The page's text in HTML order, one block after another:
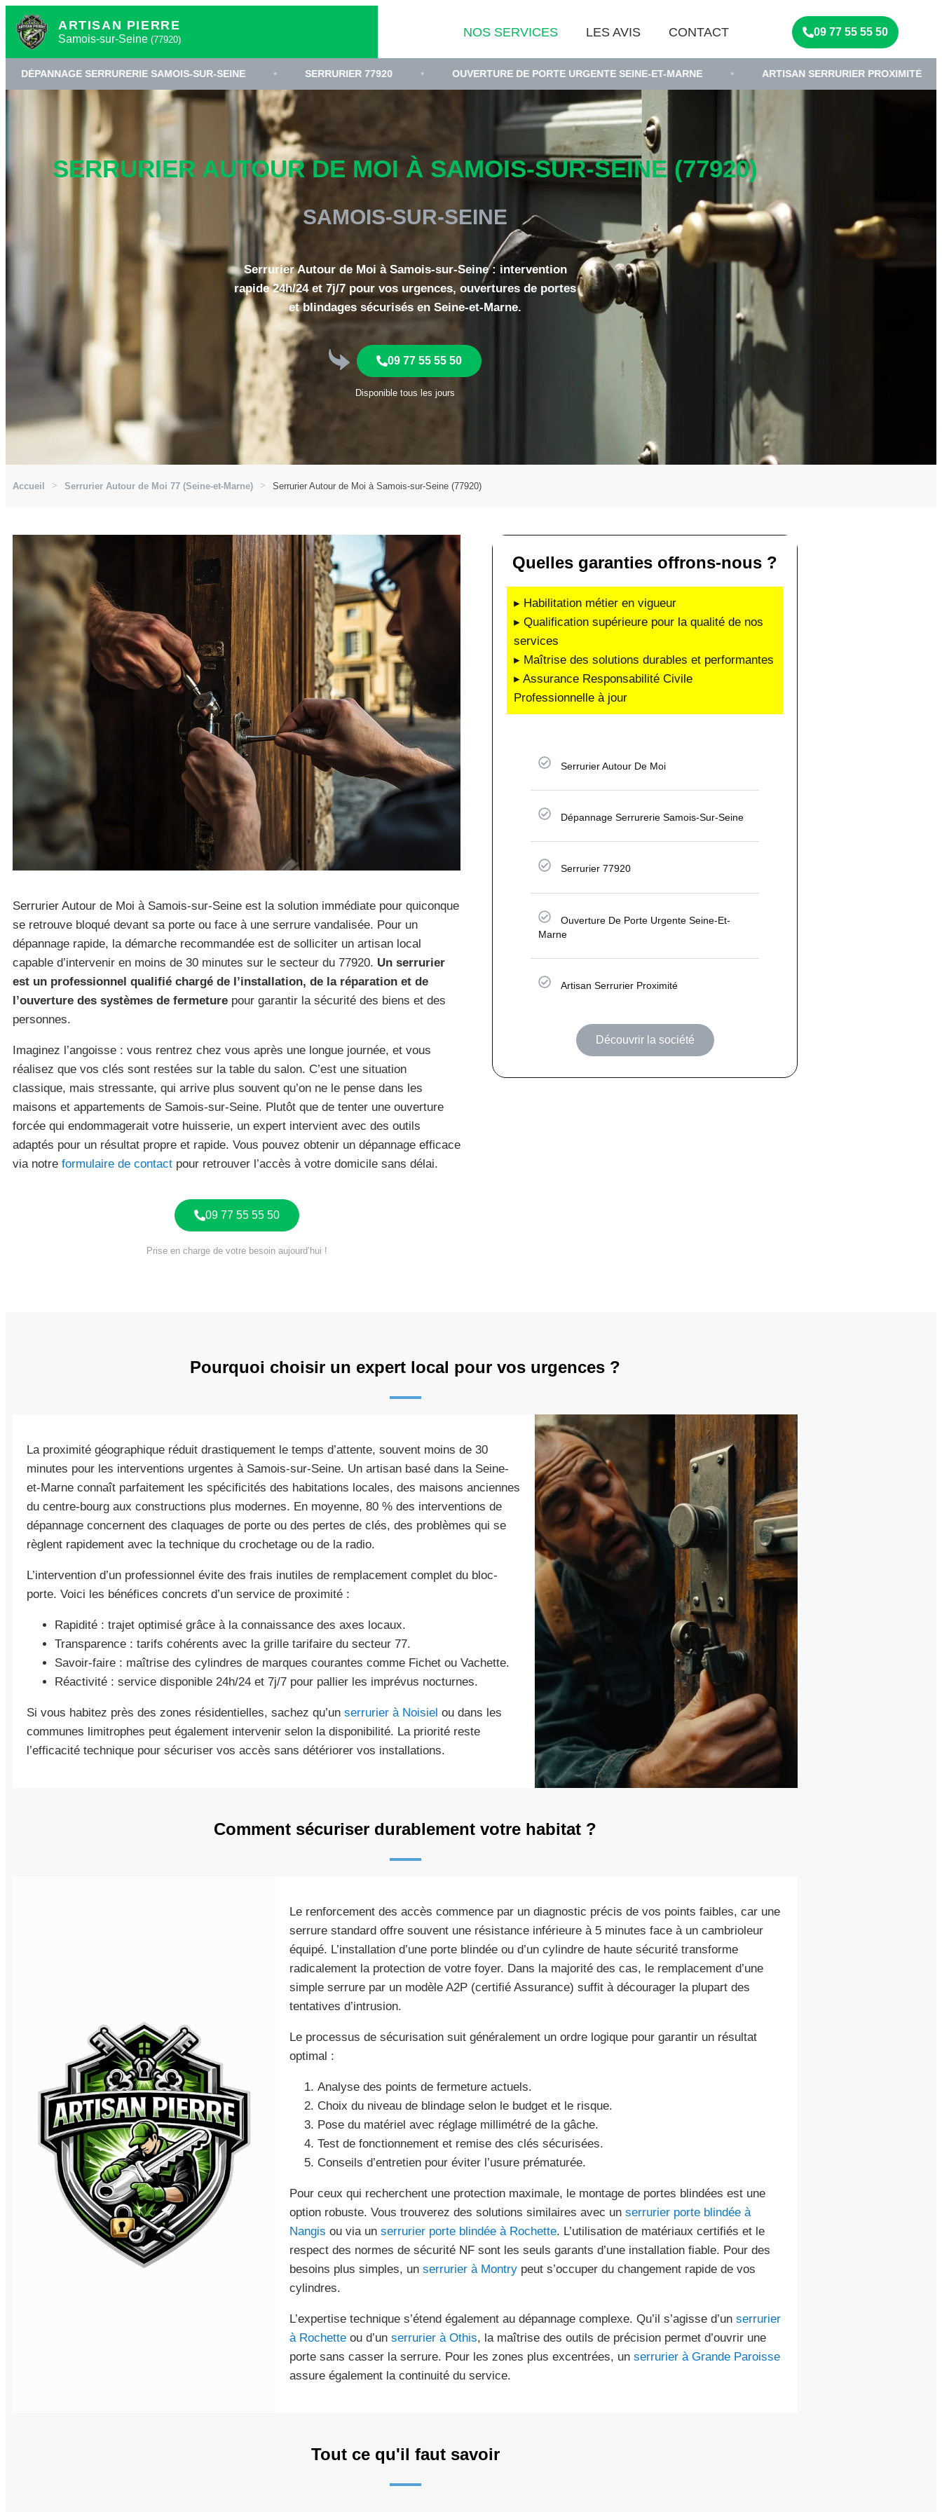
ARTISAN PIERRE
Samois-sur-Seine (77920)
NOS SERVICES LES AVIS CONTACT 09 77 55 55 50
SERRURERIE SAMOIS-SUR-SEINE • SERRURIER 77920 • OUVERTURE DE PORTE URGENTE SEINE-ET-MARNE • ARTISAN SERRURIER PROXIMITÉ •
SERRURIER AUTOUR DE MOI À SAMOIS-SUR-SEINE (77920)
SAMOIS-SUR-SEINE
Serrurier Autour de Moi à Samois-sur-Seine : intervention
rapide 24h/24 et 7j/7 pour vos urgences, ouvertures de portes
et blindages sécurisés en Seine-et-Marne.
09 77 55 55 50
Disponible tous les jours
Accueil Serrurier Autour de Moi 77 (Seine-et-Marne) Serrurier Autour de Moi à Samois-sur-Seine (77920)
Serrurier Autour de Moi à Samois-sur-Seine est la solution immédiate pour quiconque
se retrouve bloqué devant sa porte ou face à une serrure vandalisée. Pour un
dépannage rapide, la démarche recommandée est de solliciter un artisan local
capable d’intervenir en moins de 30 minutes sur le secteur du 77920. Un serrurier
est un professionnel qualifié chargé de l’installation, de la réparation et de
l’ouverture des systèmes de fermeture pour garantir la sécurité des biens et des
personnes.
Imaginez l’angoisse : vous rentrez chez vous après une longue journée, et vous
réalisez que vos clés sont restées sur la table du salon. C’est une situation
classique, mais stressante, qui arrive plus souvent qu’on ne le pense dans les
maisons et appartements de Samois-sur-Seine. Plutôt que de tenter une ouverture
forcée qui endommagerait votre huisserie, un expert intervient avec des outils
adaptés pour un résultat propre et rapide. Vous pouvez obtenir un dépannage efficace
via notre formulaire de contact pour retrouver l’accès à votre domicile sans délai.
09 77 55 55 50
Prise en charge de votre besoin aujourd’hui !
Quelles garanties offrons-nous ?
▸ Habilitation métier en vigueur
▸ Qualification supérieure pour la qualité de nos
services
▸ Maîtrise des solutions durables et performantes
▸ Assurance Responsabilité Civile
Professionnelle à jour
Serrurier Autour De Moi
Dépannage Serrurerie Samois-Sur-Seine
Serrurier 77920
Ouverture De Porte Urgente Seine-Et-
Marne
Artisan Serrurier Proximité
Découvrir la société
Pourquoi choisir un expert local pour vos urgences ?
La proximité géographique réduit drastiquement le temps d’attente, souvent moins de 30
minutes pour les interventions urgentes à Samois-sur-Seine. Un artisan basé dans la Seine-
et-Marne connaît parfaitement les spécificités des habitations locales, des maisons anciennes
du centre-bourg aux constructions plus modernes. En moyenne, 80 % des interventions de
dépannage concernent des claquages de porte ou des pertes de clés, des problèmes qui se
règlent rapidement avec la technique du crochetage ou de la radio.
L’intervention d’un professionnel évite des frais inutiles de remplacement complet du bloc-
porte. Voici les bénéfices concrets d’un service de proximité :
Rapidité : trajet optimisé grâce à la connaissance des axes locaux.
Transparence : tarifs cohérents avec la grille tarifaire du secteur 77.
Savoir-faire : maîtrise des cylindres de marques courantes comme Fichet ou Vachette.
Réactivité : service disponible 24h/24 et 7j/7 pour pallier les imprévus nocturnes.
Si vous habitez près des zones résidentielles, sachez qu’un serrurier à Noisiel ou dans les
communes limitrophes peut également intervenir selon la disponibilité. La priorité reste
l’efficacité technique pour sécuriser vos accès sans détériorer vos installations.
Comment sécuriser durablement votre habitat ?
Le renforcement des accès commence par un diagnostic précis de vos points faibles, car une
serrure standard offre souvent une résistance inférieure à 5 minutes face à un cambrioleur
équipé. L’installation d’une porte blindée ou d’un cylindre de haute sécurité transforme
radicalement la protection de votre foyer. Dans la majorité des cas, le remplacement d’une
simple serrure par un modèle A2P (certifié Assurance) suffit à décourager la plupart des
tentatives d’intrusion.
Le processus de sécurisation suit généralement un ordre logique pour garantir un résultat
optimal :
Analyse des points de fermeture actuels.
Choix du niveau de blindage selon le budget et le risque.
Pose du matériel avec réglage millimétré de la gâche.
Test de fonctionnement et remise des clés sécurisées.
Conseils d’entretien pour éviter l’usure prématurée.
Pour ceux qui recherchent une protection maximale, le montage de portes blindées est une
option robuste. Vous trouverez des solutions similaires avec un serrurier porte blindée à
Nangis ou via un serrurier porte blindée à Rochette. L’utilisation de matériaux certifiés et le
respect des normes de sécurité NF sont les seuls garants d’une installation fiable. Pour des
besoins plus simples, un serrurier à Montrypeut s’occuper du changement rapide de vos
cylindres.
L’expertise technique s’étend également au dépannage complexe. Qu’il s’agisse d’un serrurier
à Rochetteou d’un serrurier à Othis, la maîtrise des outils de précision permet d’ouvrir une
porte sans casser la serrure. Pour les zones plus excentrées, un serrurier à Grande Paroisse
assure également la continuité du service.
Tout ce qu'il faut savoir